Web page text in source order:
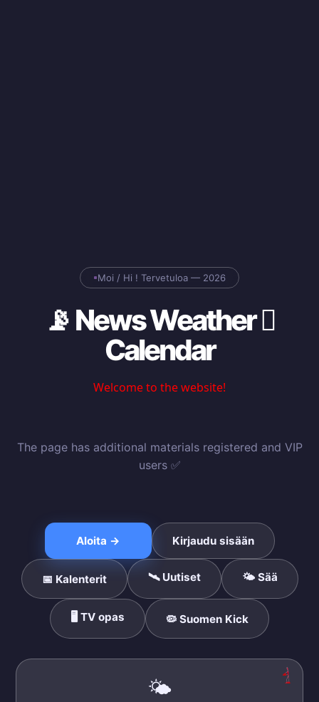
Moi / Hi ! Tervetuloa — 2026
📡 News Weather 
Calendar
The page has additional materials registered and VIP
users ✅
Aloita → Kirjaudu sisään
📅 Kalenterit 🛰️ Uutiset 🌤️ Sää
🖥️ TV opas 🦠 Suomen Kick
🌤️